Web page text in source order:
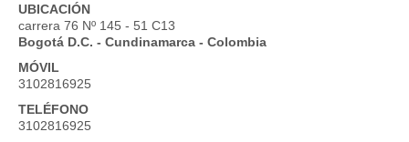
UBICACIÓN
carrera 76 Nº 145 - 51 C13
Bogotá D.C. - Cundinamarca - Colombia
MÓVIL
3102816925
TELÉFONO
3102816925